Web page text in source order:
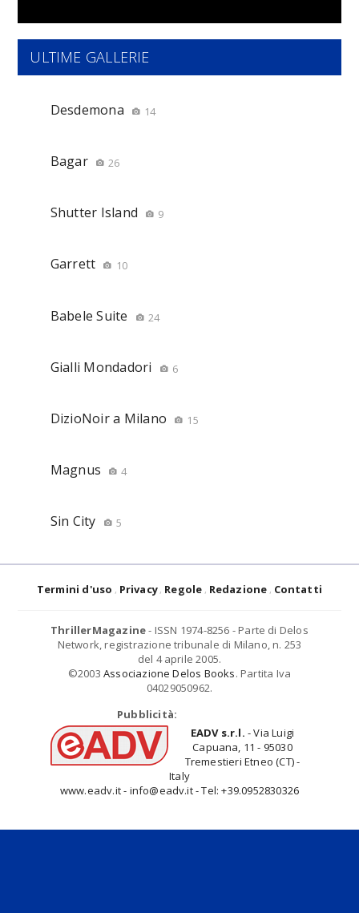
ULTIME GALLERIE
Desdemona 14
Bagar 26
Shutter Island 9
Garrett 10
Babele Suite 24
Gialli Mondadori 6
DizioNoir a Milano 15
Magnus 4
Sin City 5
Termini d'uso Privacy Regole Redazione Contatti
ThrillerMagazine- ISSN 1974-8256 - Parte di Delos
Network, registrazione tribunale di Milano, n. 253
del 4 aprile 2005.
©2003 Associazione Delos Books. Partita Iva
04029050962.
Pubblicità:
EADV s.r.l. - Via Luigi
Capuana, 11 - 95030
Tremestieri Etneo (CT) -
Italy
www.eadv.it - info@eadv.it - Tel: +39.0952830326